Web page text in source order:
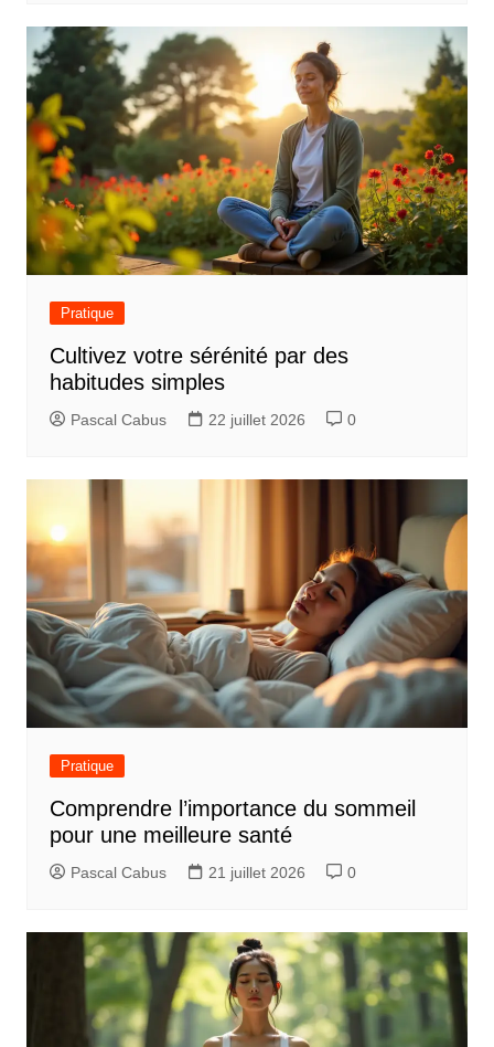
r
t
i
c
l
e
Pratique
Cultivez votre sérénité par des
habitudes simples
Pascal Cabus 22 juillet 2026 0
Pratique
Comprendre l’importance du sommeil
pour une meilleure santé
Pascal Cabus 21 juillet 2026 0